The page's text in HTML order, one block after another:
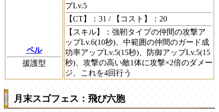
ペル
援護型
プLv.5
【CT】
：31 / 【コスト】
：20
【スキル】
：強靭タイプの仲間の攻撃ア
ップLv.6(10秒)、中範囲の仲間のガード成
功率アップLv.5(15秒)、防御アップLv.5(15
秒)、攻撃の高い敵1体に攻撃×2倍のダメー
ジ、これを4回行う
月末スゴフェス：飛び六胞